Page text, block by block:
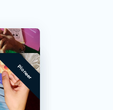
Pioneer